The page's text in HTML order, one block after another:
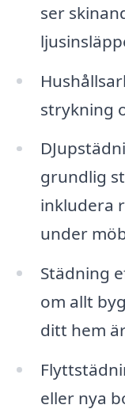
ser
strykning
grundlig
inkludera
under
Städning
om allt
ditt hem
eller nya